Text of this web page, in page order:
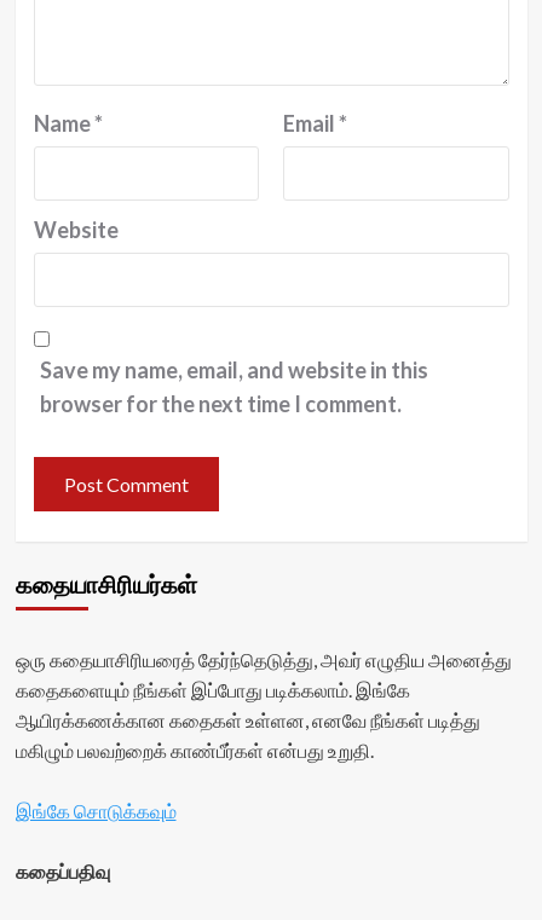
Name* Email*
Website
Save my name, email, and website in this
browser for the next time I comment.
கதையாசிரியர்கள்
ஒரு கதையாசிரியரைத் தேர்ந்தெடுத்து, அவர் எழுதிய அனைத்து
கதைகளையும் நீங்கள் இப்போது படிக்கலாம். இங்கே
ஆயிரக்கணக்கான கதைகள் உள்ளன, எனவே நீங்கள் படித்து
மகிழும் பலவற்றைக் காண்பீர்கள் என்பது உறுதி.
இங்கே சொடுக்கவும்
கதைப்பதிவு